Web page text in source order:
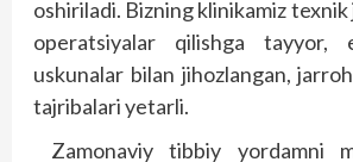
oshiriladi. Bizning klinikamiz
operatsiyalar qilishga tayyor,
uskunalar bilan jihozlangan,
tajribalari yetarli.
Zamonaviy tibbiy yordamni